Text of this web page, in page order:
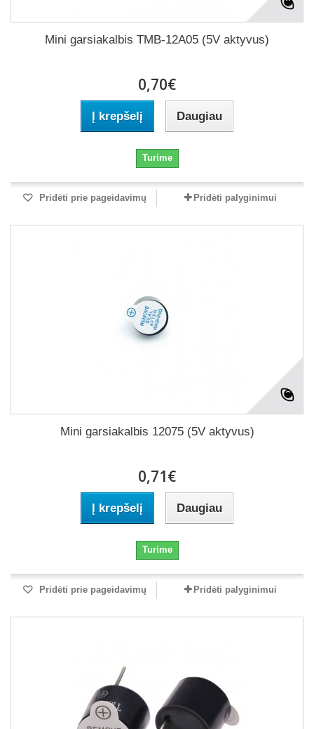
Mini garsiakalbis TMB-12A05 (5V aktyvus)
0,70€
Į krepšelį Daugiau
Turime
Pridėti prie pageidavimų Pridėti palyginimui
Mini garsiakalbis 12075 (5V aktyvus)
0,71€
Į krepšelį Daugiau
Turime
Pridėti prie pageidavimų Pridėti palyginimui